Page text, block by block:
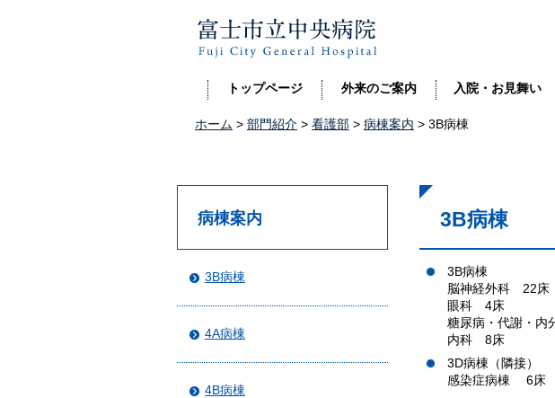
富士市立中央病院
トップページ 外来のご案内 入院・お見舞い
ホーム > 部門紹介 > 看護部 > 病棟案内 > 3B病棟
病棟案内
3B病棟
4A病棟
4B病棟
3B病棟
3B病棟
脳神経外科 22床
眼科 4床
糖尿病・代謝・
内科 8床
3D病棟（隣接）
感染症病棟 6床